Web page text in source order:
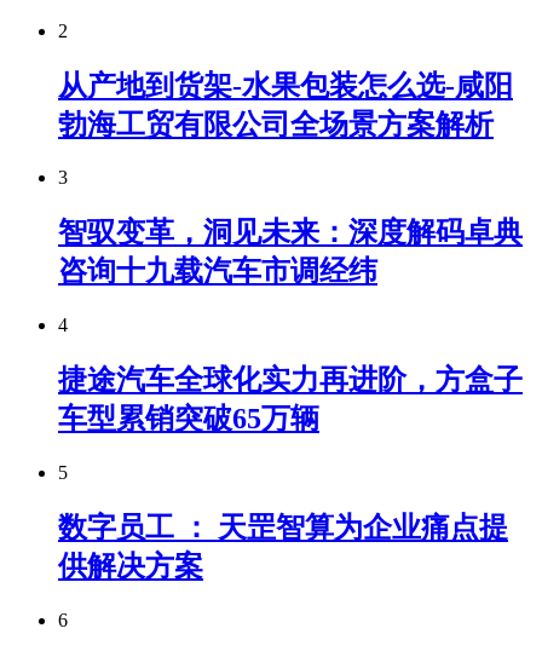
2
从产地到货架-水果包装怎么选-咸阳
勃海工贸有限公司全场景方案解析
3
智驭变革，洞见未来：深度解码卓典
咨询十九载汽车市调经纬
4
捷途汽车全球化实力再进阶，方盒子
车型累销突破65万辆
5
数字员工 ： 天罡智算为企业痛点提
供解决方案
6